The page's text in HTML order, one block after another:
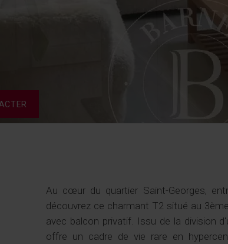
Au cœur du quartier Saint-Georges,
découvrez ce charmant T2 situé au
avec balcon privatif. Issu de la division
offre un cadre de vie rare en